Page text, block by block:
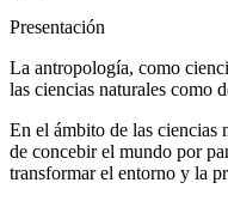
Presentación
La antropología, como
las ciencias naturales como
En el ámbito de las ciencias
de concebir el mundo por
transformar el entorno y la